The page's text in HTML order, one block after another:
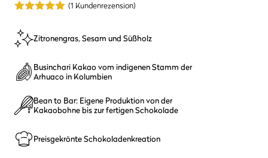
(1 Kundenrezension)
Zitronengras, Sesam und Süßholz
Businchari Kakao vom indigenen Stamm der
Arhuaco in Kolumbien
Bean to Bar: Eigene Produktion von der
Kakaobohne bis zur fertigen Schokolade
Preisgekrönte Schokoladenkreation